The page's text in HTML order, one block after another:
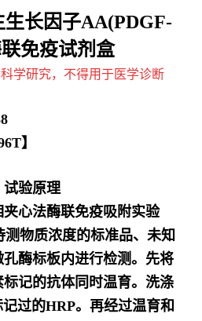
生长因子AA(PDGF-
免疫试剂盒
学研究，不得用于医学诊断
】
试验原理
心法酶联免疫吸附实验
测物质浓度的标准品、未知
酶标板内进行检测。先将
记的抗体同时温育。洗涤
过的HRP。再经过温育和